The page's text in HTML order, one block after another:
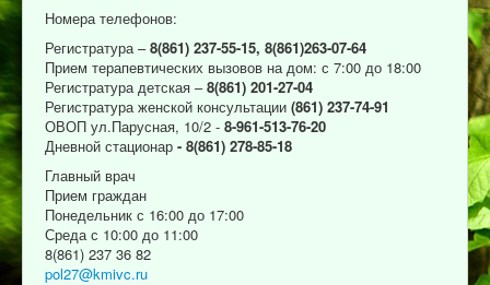
Номера телефонов:
Регистратура –8(861) 237-55-15, 8(861)263-07-64
Прием терапевтических вызовов на дом: с 7:00 до 18:00
Регистратура детская –8(861) 201-27-04
Регистратура женской консультации (861) 237-74-91
ОВОП ул.Парусная, 10/2 - 8-961-513-76-20
Дневной стационар - 8(861) 278-85-18
Главный врач
Прием граждан
Понедельник с 16:00 до 17:00
Среда с 10:00 до 11:00
8(861) 237 36 82
pol27@kmivc.ru